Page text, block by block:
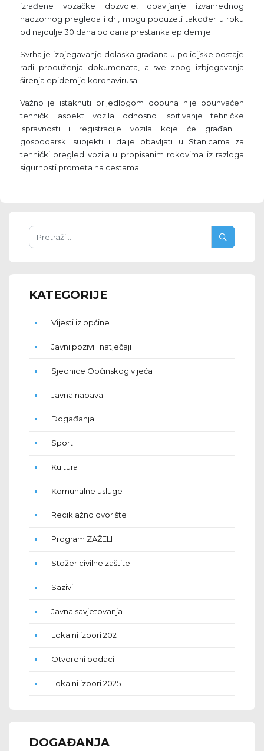
izrađene vozačke dozvole, obavljanje izvanrednog
nadzornog pregleda i dr., mogu poduzeti također u roku
od najdulje 30 dana od dana prestanka epidemije.
Svrha je izbjegavanje dolaska građana u policijske postaje
radi produženja dokumenata, a sve zbog izbjegavanja
širenja epidemije koronavirusa.
Važno je istaknuti prijedlogom dopuna nije obuhvaćen
tehnički aspekt vozila odnosno ispitivanje tehničke
ispravnosti i registracije vozila koje će građani i
gospodarski subjekti i dalje obavljati u Stanicama za
tehnički pregled vozila u propisanim rokovima iz razloga
sigurnosti prometa na cestama.
KATEGORIJE
Vijesti iz općine
Javni pozivi i natječaji
Sjednice Općinskog vijeća
Javna nabava
Događanja
Sport
Kultura
Komunalne usluge
Reciklažno dvorište
Program ZAŽELI
Stožer civilne zaštite
Sazivi
Javna savjetovanja
Lokalni izbori 2021
Otvoreni podaci
Lokalni izbori 2025
DOGAĐANJA